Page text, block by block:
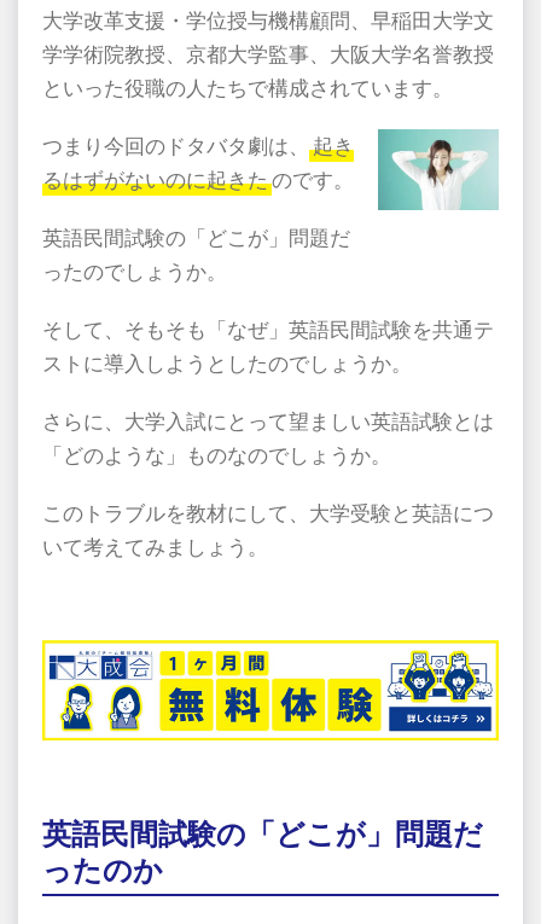
大学改革支援・学位授与機構顧問、早稲田大学文
学学術院教授、京都大学監事、大阪大学名誉教授
といった役職の人たちで構成されています。
つまり今回のドタバタ劇は、
起き
るはずがないのに起きたのです。
英語民間試験の「どこが」問題だ
ったのでしょうか。
そして、そもそも「なぜ」英語民間試験を共通テ
ストに導入しようとしたのでしょうか。
さらに、大学入試にとって望ましい英語試験とは
「どのような」ものなのでしょうか。
このトラブルを教材にして、大学受験と英語につ
いて考えてみましょう。
英語民間試験の「どこが」問題だ
ったのか